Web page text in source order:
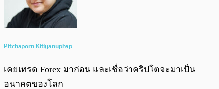
Pitchaporn Kitiyanuphap
เคยเทรด Forex มาก่อน และเชื่อว่าคริปโตจะมาเป็น
อนาคตของโลก